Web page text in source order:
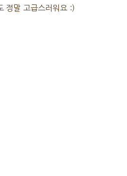
정말 고급스러워요 :)